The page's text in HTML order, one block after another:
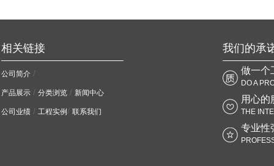
相关链接
公司简介 /
产品展示 / 分类浏览 / 新闻中心
公司业绩 / 工程实例 / 联系我们
我们的承
做一个
DO A
用心的
THE
专业性